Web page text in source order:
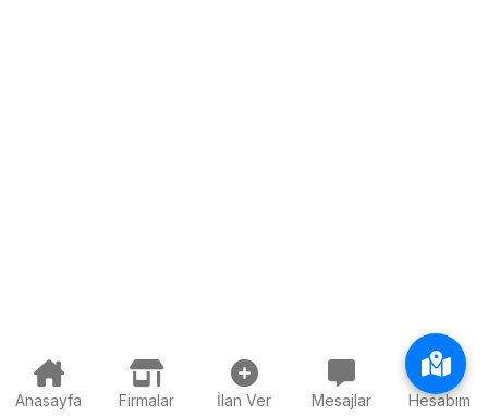
Anasayfa Firmalar İlan Ver Mesajlar Hesabım